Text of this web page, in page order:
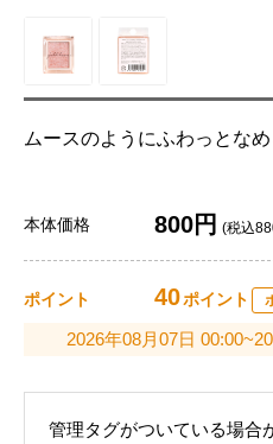
ムースのようにふわっとな
本体価格 800円 (税込
ポイント 40ポイント
2026年08月07日
管理タグがついている場合